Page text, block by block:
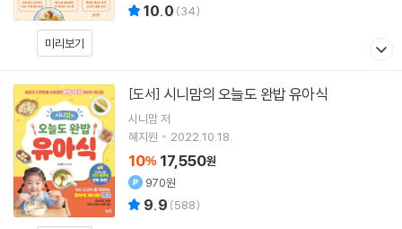
미리보기
10.0 (34)
[도서] 시니맘의 오늘도 완밥 유아식
시니맘저
혜지원
2022.10.18.
10% 17,550원
970원
9.9 (588)